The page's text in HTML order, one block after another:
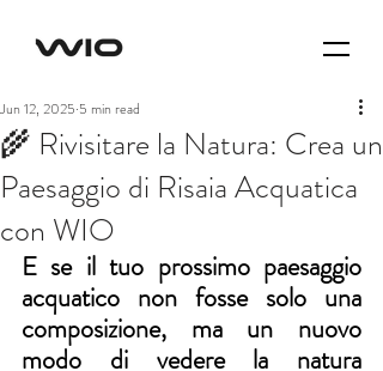
🌾 Rivisitare la Natura: Crea un
Paesaggio di Risaia Acquatica
con WIO
Jun 12, 2025 5 min read
E se il tuo prossimo paesaggio
acquatico non fosse solo una
composizione, ma un nuovo
modo di vedere la natura